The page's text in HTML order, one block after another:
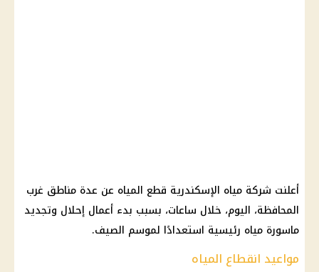
أعلنت شركة مياه الإسكندرية قطع المياه عن عدة مناطق غرب
المحافظة، اليوم، خلال ساعات، بسبب بدء أعمال إحلال وتجديد
ماسورة مياه رئيسية استعدادًا لموسم الصيف.
مواعيد انقطاع المياه